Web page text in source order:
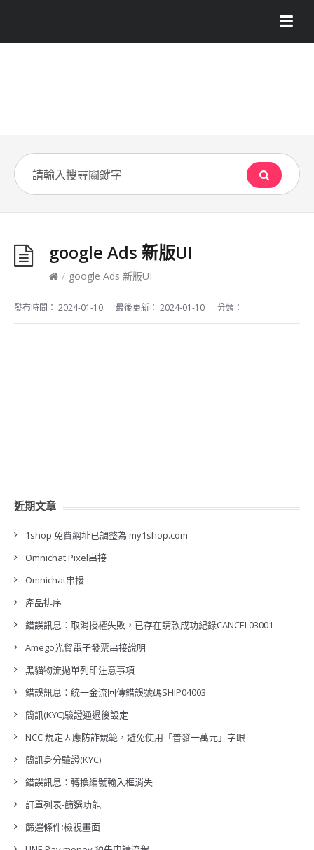
google Ads 新版UI
/ google Ads 新版UI
發布時間： 2024-01-10 最後更新： 2024-01-10 分類：
近期文章
1shop 免費網址已調整為 my1shop.com
Omnichat Pixel串接
Omnichat串接
產品排序
錯誤訊息：取消授權失敗，已存在請款成功紀錄CANCEL03001
Amego光貿電子發票串接說明
黑貓物流拋單列印注意事項
錯誤訊息：統一金流回傳錯誤號碼SHIP04003
簡訊(KYC)驗證通過後設定
NCC 規定因應防詐規範，避免使用「普發一萬元」字眼
簡訊身分驗證(KYC)
錯誤訊息：轉換編號輸入框消失
訂單列表-篩選功能
篩選條件:檢視畫面